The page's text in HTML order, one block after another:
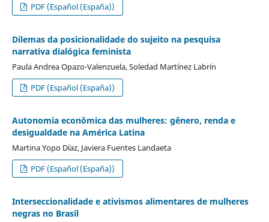
PDF (Español (España))
Dilemas da posicionalidade do sujeito na pesquisa
narrativa dialógica feminista
Paula Andrea Opazo-Valenzuela, Soledad Martínez Labrín
PDF (Español (España))
Autonomia econômica das mulheres: gênero, renda e
desigualdade na América Latina
Martina Yopo Díaz, Javiera Fuentes Landaeta
PDF (Español (España))
Interseccionalidade e ativismos alimentares de mulheres
negras no Brasil